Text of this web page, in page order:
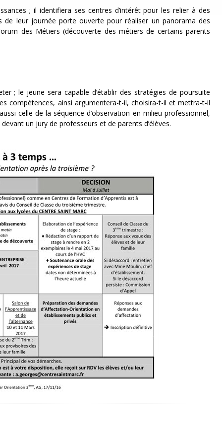
; il identifiera ses centres d’intérêt pour les relier à des
leur journée porte ouverte pour réaliser un panorama des
des Métiers (découverte des métiers de certains parents
; le jeune sera capable d’établir des stratégies de poursuite
compétences, ainsi argumentera-t-il, choisira-t-il et mettra-t-il
celle de la séquence d’observation en milieu professionnel,
un jury de professeurs et de parents d’élèves.